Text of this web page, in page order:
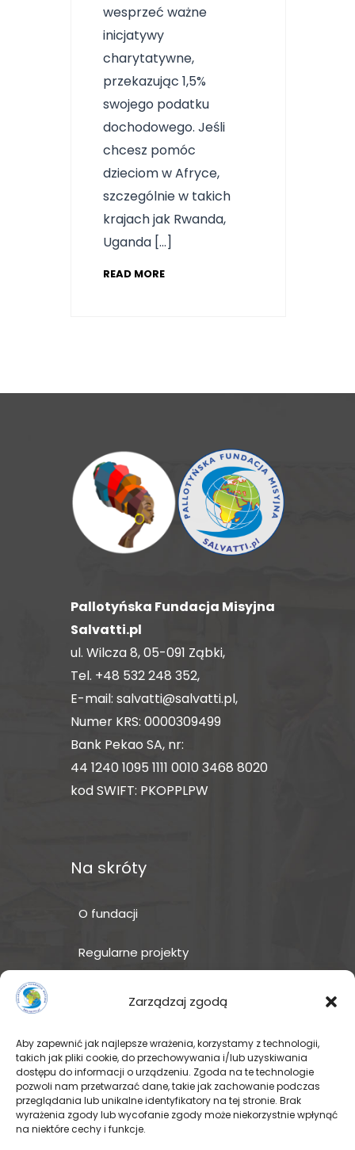
Zarządzaj zgodą
Aby zapewnić jak najlepsze wrażenia, korzystamy z technologii,
takich jak pliki cookie, do przechowywania i/lub uzyskiwania
dostępu do informacji o urządzeniu. Zgoda na te technologie
pozwoli nam przetwarzać dane, takie jak zachowanie podczas
przeglądania lub unikalne identyfikatory na tej stronie. Brak
wyrażenia zgody lub wycofanie zgody może niekorzystnie wpłynąć
na niektóre cechy i funkcje.
wesprzeć ważne
inicjatywy
charytatywne,
przekazując 1,5%
swojego podatku
dochodowego. Jeśli
chcesz pomóc
dzieciom w Afryce,
szczególnie w takich
krajach jak Rwanda,
Uganda […]
READ MORE
Pallotyńska Fundacja Misyjna
Salvatti.pl
ul. Wilcza 8, 05-091 Ząbki,
Tel. +48 532 248 352,
E-mail: salvatti@salvatti.pl,
Numer KRS: 0000309499
Bank Pekao SA, nr:
44 1240 1095 1111 0010 3468 8020
kod SWIFT: PKOPPLPW
Na skróty
O fundacji
Regularne projekty
Wspomóż teraz – przekaż
darowiznę